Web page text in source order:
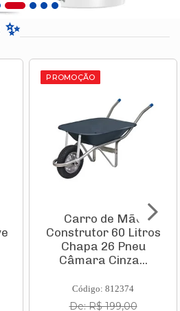
PROMOÇÃO
Carro de Mão
Construtor 60 Litros
Chapa 26 Pneu
Câmara Cinza...
Código: 812374
De: R$ 199,00